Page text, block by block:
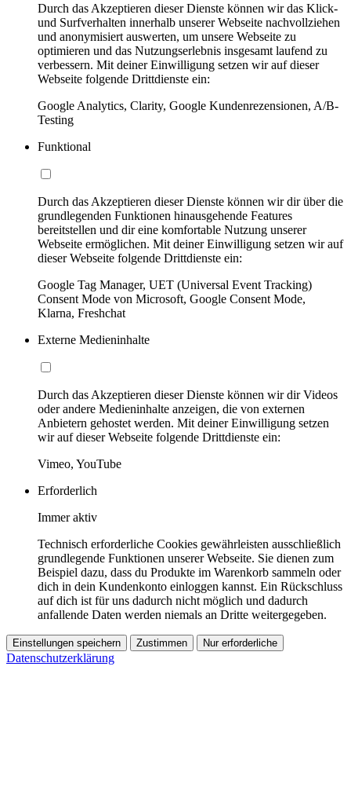
Durch das Akzeptieren dieser Dienste können wir das Klick-
und Surfverhalten innerhalb unserer Webseite nachvollziehen
und anonymisiert auswerten, um unsere Webseite zu
optimieren und das Nutzungserlebnis insgesamt laufend zu
verbessern. Mit deiner Einwilligung setzen wir auf dieser
Webseite folgende Drittdienste ein:
Google Analytics, Clarity, Google Kundenrezensionen, A/B-
Testing
Funktional
Durch das Akzeptieren dieser Dienste können wir dir über die
grundlegenden Funktionen hinausgehende Features
bereitstellen und dir eine komfortable Nutzung unserer
Webseite ermöglichen. Mit deiner Einwilligung setzen wir auf
dieser Webseite folgende Drittdienste ein:
Google Tag Manager, UET (Universal Event Tracking)
Consent Mode von Microsoft, Google Consent Mode,
Klarna, Freshchat
Externe Medieninhalte
Durch das Akzeptieren dieser Dienste können wir dir Videos
oder andere Medieninhalte anzeigen, die von externen
Anbietern gehostet werden. Mit deiner Einwilligung setzen
wir auf dieser Webseite folgende Drittdienste ein:
Vimeo, YouTube
Erforderlich
Immer aktiv
Technisch erforderliche Cookies gewährleisten ausschließlich
grundlegende Funktionen unserer Webseite. Sie dienen zum
Beispiel dazu, dass du Produkte im Warenkorb sammeln oder
dich in dein Kundenkonto einloggen kannst. Ein Rückschluss
auf dich ist für uns dadurch nicht möglich und dadurch
anfallende Daten werden niemals an Dritte weitergegeben.
Einstellungen speichern Zustimmen Nur erforderliche
Datenschutzerklärung